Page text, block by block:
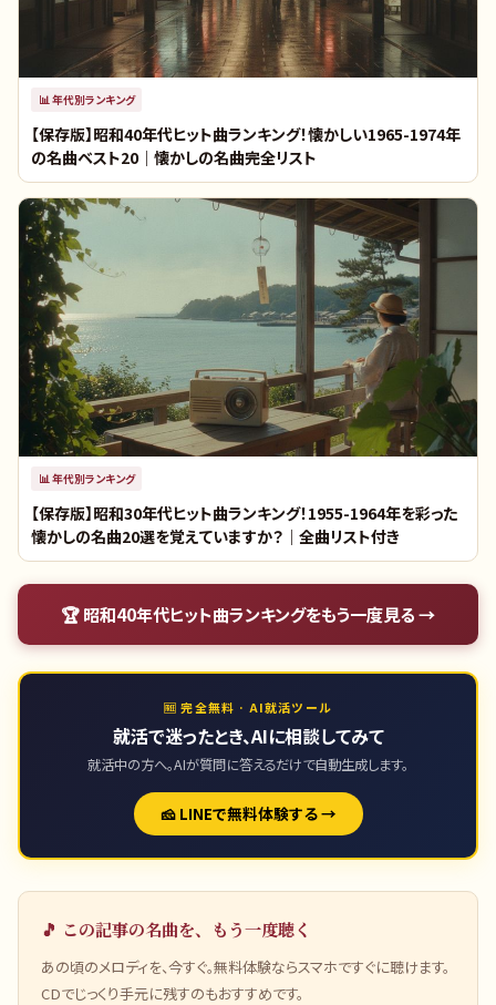
📊年代別ランキング
【保存版】昭和40年代ヒット曲ランキング！懐かしい1965-1974年
の名曲ベスト20｜懐かしの名曲完全リスト
📊年代別ランキング
【保存版】昭和30年代ヒット曲ランキング！1955-1964年を彩った
懐かしの名曲20選を覚えていますか？｜全曲リスト付き
🏆昭和40年代ヒット曲ランキングをもう一度見る →
🆓 完全無料 · AI就活ツール
就活で迷ったとき、AIに相談してみて
就活中の方へ。AIが質問に答えるだけで自動生成します。
🧀 LINEで無料体験する →
🎵 この記事の名曲を、もう一度聴く
あの頃のメロディを、今すぐ。無料体験ならスマホですぐに聴けます。
CDでじっくり手元に残すのもおすすめです。